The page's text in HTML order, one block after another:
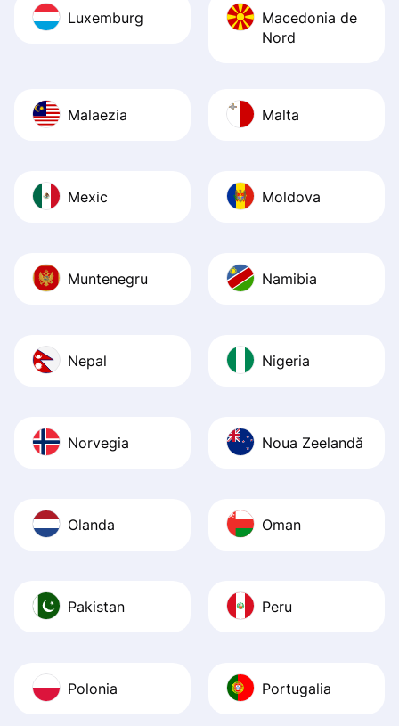
Luxemburg
Macedonia de
Nord
Malaezia Malta
Mexic Moldova
Muntenegru Namibia
Nepal Nigeria
Norvegia Noua Zeelandă
Olanda Oman
Pakistan Peru
Polonia Portugalia